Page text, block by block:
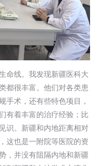
命线。我发现新疆医科大
都很丰富。他们对各类患
手术，还有些特色项目，
有着丰富的治疗经验；比
识。新疆和内地距离相对
这也是一附院等医院的资
，并没有阻隔内地和新疆